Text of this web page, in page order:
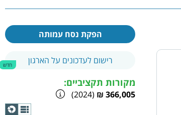
הפקת נסח עמותה
רישום לעדכונים על הארגון חדש
מקורות תקציביים:
366,005 ₪
(2024)